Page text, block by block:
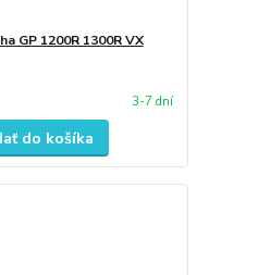
GP 1200R 1300R VX
3-7 dní
do košíka